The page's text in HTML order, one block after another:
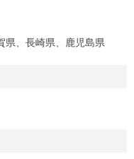
県、長崎県、鹿児島県